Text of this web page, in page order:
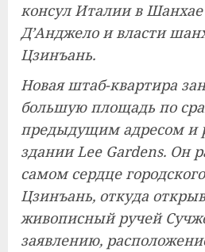
консул Италии в
Д’Анджело и власти
Цзинъань.
Новая штаб-квартира
большую площадь по
предыдущим адресом и
здании Lee Gardens. Он
самом сердце
Цзинъань, откуда
живописный ручей
заявлению,